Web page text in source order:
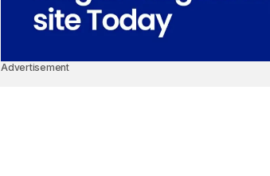
Advertisement